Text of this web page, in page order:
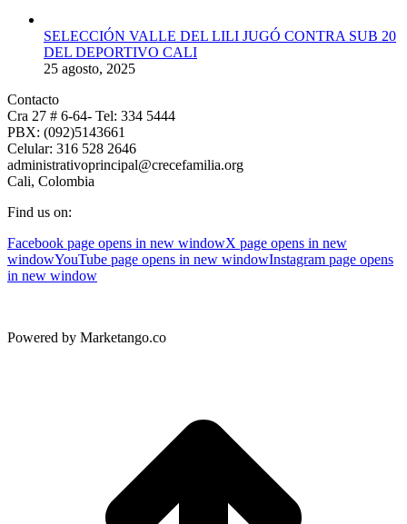
SELECCIÓN VALLE DEL LILI JUGÓ CONTRA SUB 20
DEL DEPORTIVO CALI
25 agosto, 2025
Contacto
Cra 27 # 6-64- Tel: 334 5444
PBX: (092)5143661
Celular: 316 528 2646
administrativoprincipal@crecefamilia.org
Cali, Colombia
Find us on:
Facebook page opens in new windowX page opens in new
windowYouTube page opens in new windowInstagram page opens
in new window
Powered by Marketango.co